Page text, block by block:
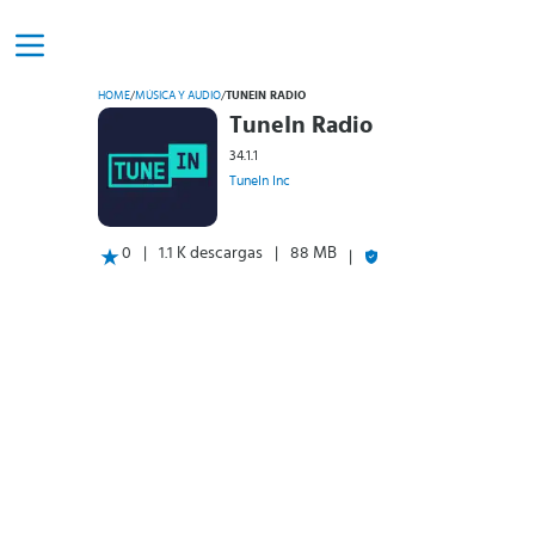
HOME/MÚSICA Y AUDIO/TUNEIN RADIO
TuneIn Radio
34.1.1
TuneIn Inc
0 1.1 K descargas 88 MB